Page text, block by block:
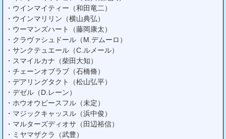
・ウインマイティー（和田竜二）
・ウインマリリン（横山典弘）
・ウーマンズハート（藤岡康太）
・クラヴァシュドール（M.デムーロ）
・サンクテュエール（C.ルメール）
・スマイルカナ（柴田大知）
・チェーンオブラブ（石橋脩）
・デアリングタクト（松山弘平）
・デゼル（D.レーン）
・ホウオウピースフル（未定）
・マジックキャッスル（浜中俊）
・マルターズディオサ（田辺裕信）
・ミヤマザクラ（武豊）